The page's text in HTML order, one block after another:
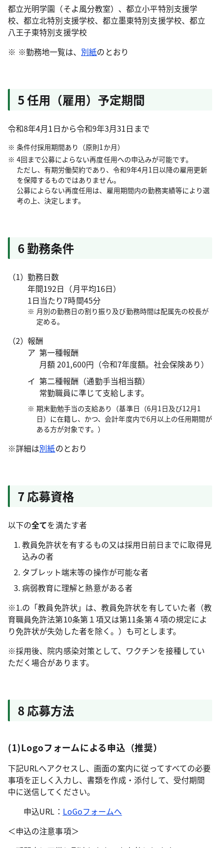
都立光明学園（そよ風分教室）、都立小平特別支援学
校、都立北特別支援学校、都立墨東特別支援学校、都立
八王子東特別支援学校
※勤務地一覧は、 別紙のとおり
5 任用（雇用）予定期間
令和8年4月1日から令和9年3月31日まで
条件付採用期間あり（原則1か月）
4回まで公募によらない再度任用への申込みが可能です。
ただし、有期労働契約であり、令和9年4月1日以降の雇用更新
を保障するものではありません。
公募によらない再度任用は、雇用期間内の勤務実績等により選
考の上、決定します。
6 勤務条件
勤務日数
年間192日（月平均16日）
1日当たり7時間45分
月別の勤務日の割り振り及び勤務時間は配属先の校長が
定める。
報酬
第一種報酬
月額 201,600円（令和7年度額。社会保険あり）
第二種報酬（通勤手当相当額）
常勤職員に準じて支給します。
期末勤勉手当の支給あり（基準日（6月1日及び12月1
日）に在籍し、かつ、会計年度内で6月以上の任用期間が
ある方が対象です。）
※詳細は別紙のとおり
7 応募資格
以下の全てを満たす者
教員免許状を有するもの又は採用日前日までに取得見
込みの者
タブレット端末等の操作が可能な者
病弱教育に理解と熱意がある者
※1.の「教員免許状」は、教員免許状を有していた者（教
育職員免許法第10条第１項又は第11条第４項の規定によ
り免許状が失効した者を除く。）も可とします。
※採用後、院内感染対策として、ワクチンを接種してい
ただく場合があります。
8 応募方法
(1)Logoフォームによる申込（推奨）
下記URLへアクセスし、画面の案内に従ってすべての必要
事項を正しく入力し、書類を作成・添付して、受付期間
中に送信してください。
申込URL： LoGoフォームへ
＜申込の注意事項＞